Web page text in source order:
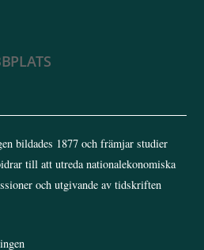
bildades 1877 och främjar studier
till att utreda nationalekonomiska
och utgivande av tidskriften